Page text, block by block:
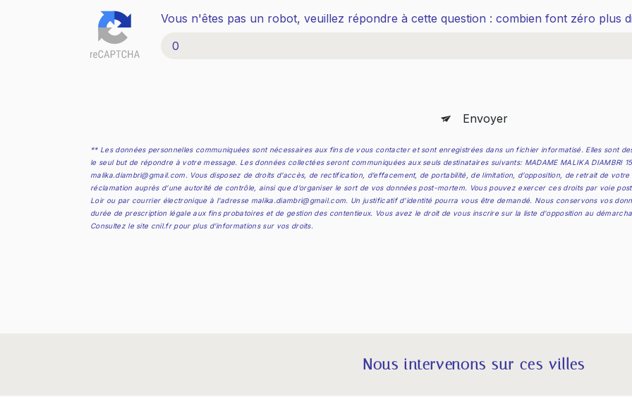
Vous n'êtes pas un robot, veuillez répondre à cette question : combien font zéro plus
Envoyer
** Les données personnelles communiquées sont nécessaires aux fins de vous contacter et sont enregistrées dans un fichier informatisé. Elles sont
le seul but de répondre à votre message. Les données collectées seront communiquées aux seuls destinataires suivants: MADAME MALIKA DIAMBRI
malika.diambri@gmail.com. Vous disposez de droits d’accès, de rectification, d’effacement, de portabilité, de limitation, d’opposition, de retrait de
réclamation auprès d’une autorité de contrôle, ainsi que d’organiser le sort de vos données post-mortem. Vous pouvez exercer ces droits par voie
Loir ou par courrier électronique à l'adresse malika.diambri@gmail.com. Un justificatif d'identité pourra vous être demandé. Nous conservons vos
durée de prescription légale aux fins probatoires et de gestion des contentieux. Vous avez le droit de vous inscrire sur la liste d'opposition au
Consultez le site cnil.fr pour plus d’informations sur vos droits.
Nous intervenons sur ces villes